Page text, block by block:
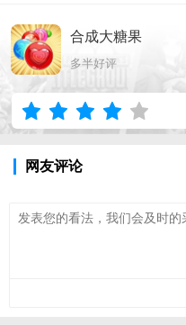
合成大糖果
多半好评
网友评论